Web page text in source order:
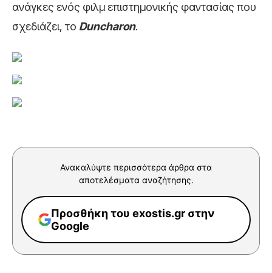
ανάγκες ενός φιλμ επιστημονικής φαντασίας που
σχεδιάζει, το Duncharon.
Ανακαλύψτε περισσότερα άρθρα στα
αποτελέσματα αναζήτησης.
Προσθήκη του exostis.gr στην
Google